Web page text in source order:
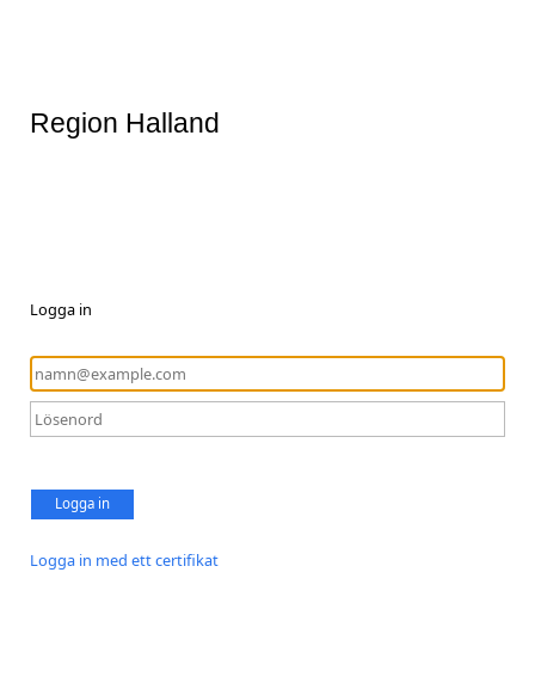
Region Halland
Logga in
Logga in
Logga in med ett certifikat